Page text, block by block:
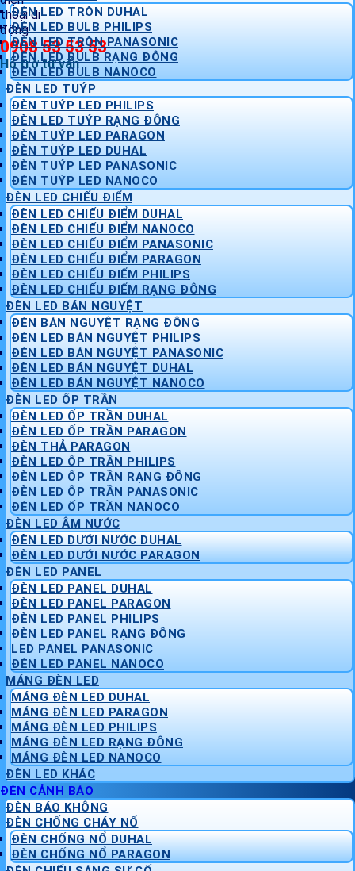
0908 53 53 53
Hỗ trợ tư vấn
ĐÈN LED TRÒN DUHAL
ĐÈN LED BULB PHILIPS
ĐÈN LED TRÒN PANASONIC
ĐÈN LED BULB RẠNG ĐÔNG
ĐÈN LED BULB NANOCO
ĐÈN LED TUÝP
ĐÈN TUÝP LED PHILIPS
ĐÈN LED TUÝP RẠNG ĐÔNG
ĐÈN TUÝP LED PARAGON
ĐÈN TUÝP LED DUHAL
ĐÈN TUÝP LED PANASONIC
ĐÈN TUÝP LED NANOCO
ĐÈN LED CHIẾU ĐIỂM
ĐÈN LED CHIẾU ĐIỂM DUHAL
ĐÈN LED CHIẾU ĐIỂM NANOCO
ĐÈN LED CHIẾU ĐIỂM PANASONIC
ĐÈN LED CHIẾU ĐIỂM PARAGON
ĐÈN LED CHIẾU ĐIỂM PHILIPS
ĐÈN LED CHIẾU ĐIỂM RẠNG ĐÔNG
ĐÈN LED BÁN NGUYỆT
ĐÈN BÁN NGUYỆT RẠNG ĐÔNG
ĐÈN LED BÁN NGUYỆT PHILIPS
ĐÈN LED BÁN NGUYỆT PANASONIC
ĐÈN LED BÁN NGUYỆT DUHAL
ĐÈN LED BÁN NGUYỆT NANOCO
ĐÈN LED ỐP TRẦN
ĐÈN LED ỐP TRẦN DUHAL
ĐÈN LED ỐP TRẦN PARAGON
ĐÈN THẢ PARAGON
ĐÈN LED ỐP TRẦN PHILIPS
ĐÈN LED ỐP TRẦN RẠNG ĐÔNG
ĐÈN LED ỐP TRẦN PANASONIC
ĐÈN LED ỐP TRẦN NANOCO
ĐÈN LED ÂM NƯỚC
ĐÈN LED DƯỚI NƯỚC DUHAL
ĐÈN LED DƯỚI NƯỚC PARAGON
ĐÈN LED PANEL
ĐÈN LED PANEL DUHAL
ĐÈN LED PANEL PARAGON
ĐÈN LED PANEL PHILIPS
ĐÈN LED PANEL RẠNG ĐÔNG
LED PANEL PANASONIC
ĐÈN LED PANEL NANOCO
MÁNG ĐÈN LED
MÁNG ĐÈN LED DUHAL
MÁNG ĐÈN LED PARAGON
MÁNG ĐÈN LED PHILIPS
MÁNG ĐÈN LED RẠNG ĐÔNG
MÁNG ĐÈN LED NANOCO
ĐÈN LED KHÁC
ĐÈN CẢNH BÁO
ĐÈN BÁO KHÔNG
ĐÈN CHỐNG CHÁY NỔ
ĐÈN CHỐNG NỔ DUHAL
ĐÈN CHỐNG NỔ PARAGON